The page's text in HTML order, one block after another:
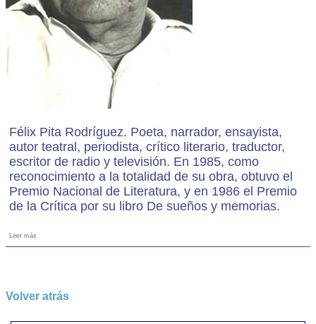
Félix Pita Rodríguez. Poeta, narrador, ensayista,
autor teatral, periodista, crítico literario, traductor,
escritor de radio y televisión. En 1985, como
reconocimiento a la totalidad de su obra, obtuvo el
Premio Nacional de Literatura, y en 1986 el Premio
de la Crítica por su libro De sueños y memorias.
Leer más
Volver atrás